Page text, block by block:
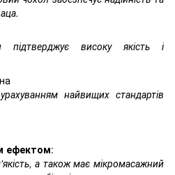
високу якість і
найвищих стандартів
ефектом:
а також має мікромасажний